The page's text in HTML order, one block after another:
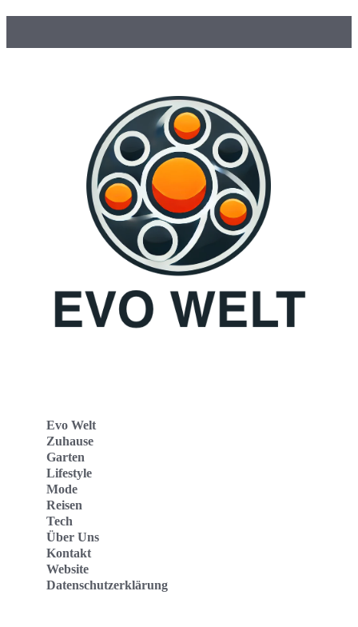
Evo Welt
Zuhause
Garten
Lifestyle
Mode
Reisen
Tech
Über Uns
Kontakt
Website
Datenschutzerklärung